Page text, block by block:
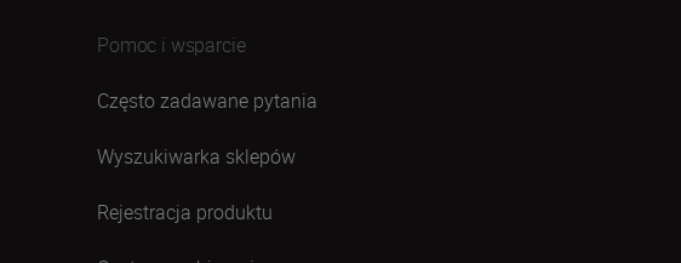
Pomoc i wsparcie
Często zadawane pytania
Wyszukiwarka sklepów
Rejestracja produktu